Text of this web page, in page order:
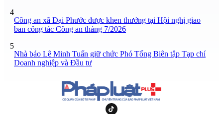
4
Công an xã Đại Phước được khen thưởng tại Hội nghị giao
ban công tác Công an tháng 7/2026
5
Nhà báo Lê Minh Tuấn giữ chức Phó Tổng Biên tập Tạp chí
Doanh nghiệp và Đầu tư